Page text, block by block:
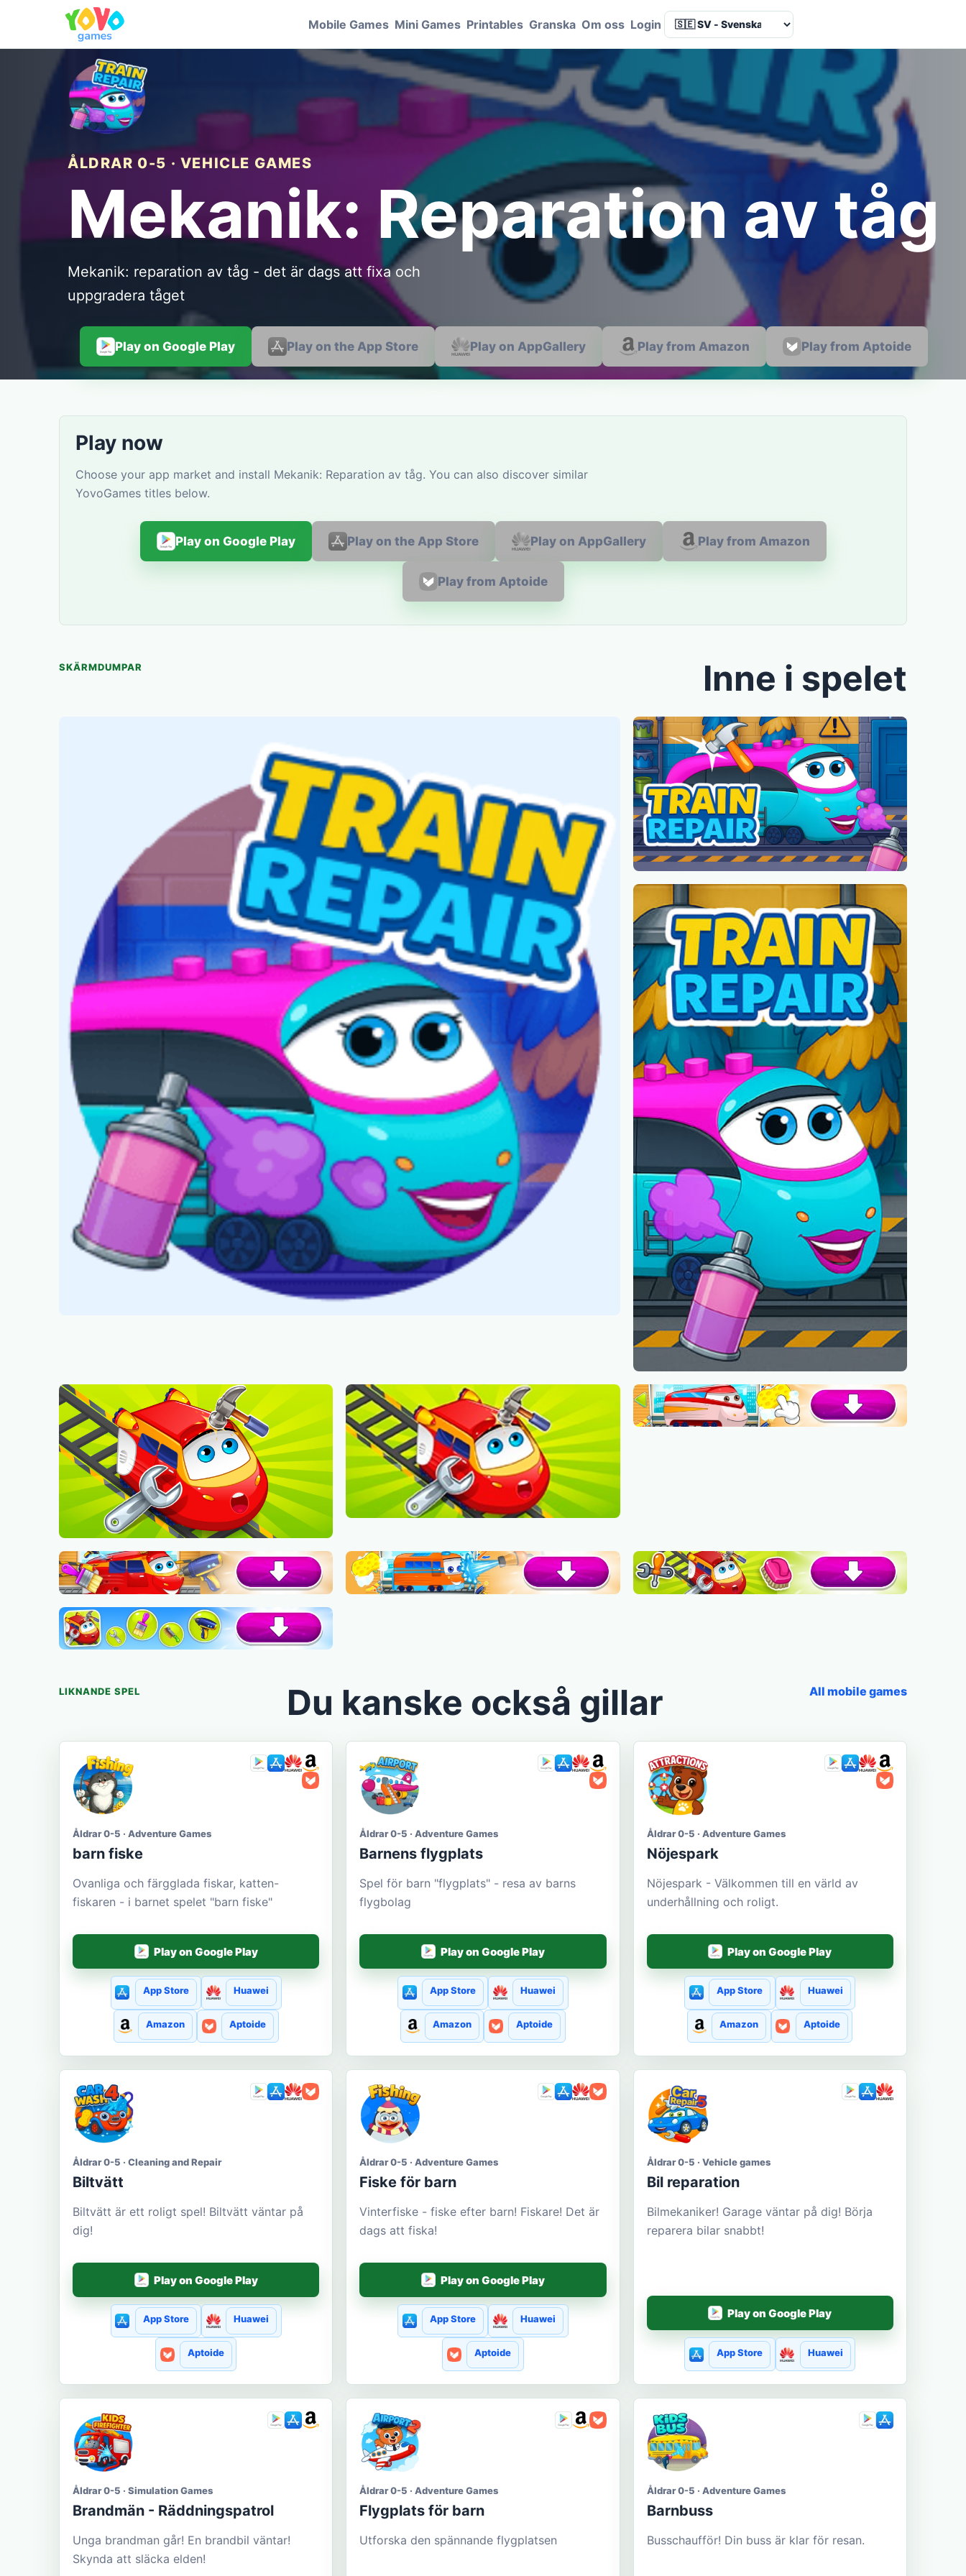
Mobile Games Mini Games Printables Granska Om oss Login Language
ÅLDRAR 0-5 · VEHICLE GAMES
Mekanik: Reparation av tåg
Mekanik: reparation av tåg - det är dags att fixa och
uppgradera tåget
Play on Google Play Play on the App Store Play on AppGallery Play from Amazon Play from Aptoide
Play now
Choose your app market and install Mekanik: Reparation av tåg. You can also discover similar
YovoGames titles below.
Play on Google Play Play on the App Store Play on AppGallery Play from Amazon
Play from Aptoide
SKÄRMDUMPAR Inne i spelet
LIKNANDE SPEL Du kanske också gillar All mobile games
Åldrar 0-5 · Adventure Games
barn fiske
Ovanliga och färgglada fiskar, katten-
fiskaren - i barnet spelet "barn fiske"
Play on Google Play
App Store Huawei
Amazon Aptoide
Åldrar 0-5 · Adventure Games
Barnens flygplats
Spel för barn "flygplats" - resa av barns
flygbolag
Play on Google Play
App Store Huawei
Amazon Aptoide
Åldrar 0-5 · Adventure Games
Nöjespark
Nöjespark - Välkommen till en värld av
underhållning och roligt.
Play on Google Play
App Store Huawei
Amazon Aptoide
Åldrar 0-5 · Cleaning and Repair
Biltvätt
Biltvätt är ett roligt spel! Biltvätt väntar på
dig!
Play on Google Play
App Store Huawei
Aptoide
Åldrar 0-5 · Adventure Games
Fiske för barn
Vinterfiske - fiske efter barn! Fiskare! Det är
dags att fiska!
Play on Google Play
App Store Huawei
Aptoide
Åldrar 0-5 · Vehicle games
Bil reparation
Bilmekaniker! Garage väntar på dig! Börja
reparera bilar snabbt!
Play on Google Play
App Store Huawei
Åldrar 0-5 · Simulation Games
Brandmän - Räddningspatrol
Unga brandman går! En brandbil väntar!
Skynda att släcka elden!
Åldrar 0-5 · Adventure Games
Flygplats för barn
Utforska den spännande flygplatsen
Åldrar 0-5 · Adventure Games
Barnbuss
Busschaufför! Din buss är klar för resan.